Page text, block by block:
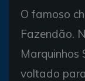
O famoso
Fazendão.
Marquinhos
voltado